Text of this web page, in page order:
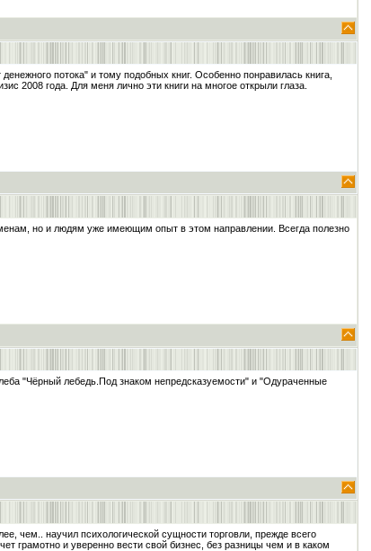
потока" и тому подобных книг. Особенно понравилась книга,
2008 года. Для меня лично эти книги на многое открыли глаза.
но и людям уже имеющим опыт в этом направлении. Всегда полезно
"Чёрный лебедь.Под знаком непредсказуемости" и "Одураченные
чем.. научил психологической сущности торговли, прежде всего
грамотно и уверенно вести свой бизнес, без разницы чем и в каком